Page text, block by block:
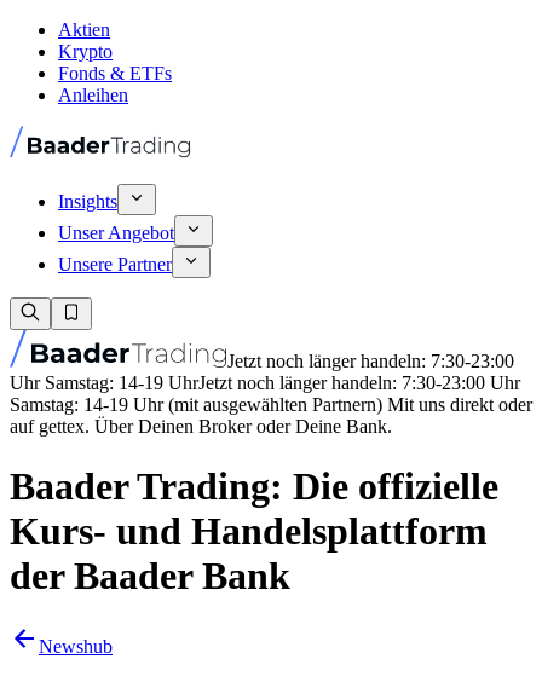
Aktien
Krypto
Fonds & ETFs
Anleihen
Insights
Unser Angebot
Unsere Partner
Jetzt noch länger handeln: 7:30-23:00
Uhr Samstag: 14-19 UhrJetzt noch länger handeln: 7:30-23:00 Uhr
Samstag: 14-19 Uhr (mit ausgewählten Partnern) Mit uns direkt oder
auf gettex. Über Deinen Broker oder Deine Bank.
Baader Trading: Die offizielle
Kurs- und Handelsplattform
der Baader Bank
Newshub